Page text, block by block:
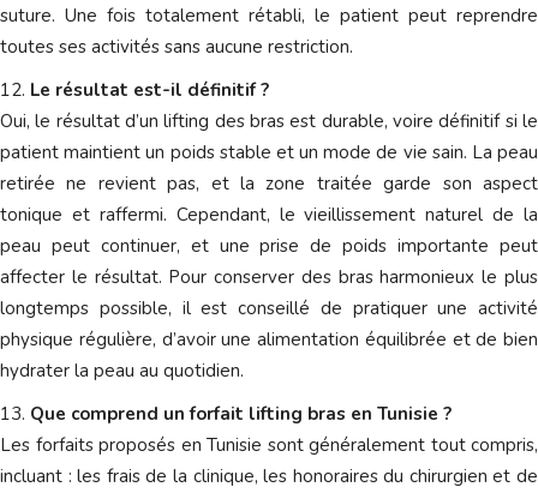
suture. Une fois totalement rétabli, le patient peut reprendre
toutes ses activités sans aucune restriction.
Le résultat est-il définitif ?
Oui, le résultat d’un lifting des bras est durable, voire définitif si le
patient maintient un poids stable et un mode de vie sain. La peau
retirée ne revient pas, et la zone traitée garde son aspect
tonique et raffermi. Cependant, le vieillissement naturel de la
peau peut continuer, et une prise de poids importante peut
affecter le résultat. Pour conserver des bras harmonieux le plus
longtemps possible, il est conseillé de pratiquer une activité
physique régulière, d’avoir une alimentation équilibrée et de bien
hydrater la peau au quotidien.
Que comprend un forfait lifting bras en Tunisie ?
Les forfaits proposés en Tunisie sont généralement tout compris,
incluant : les frais de la clinique, les honoraires du chirurgien et de